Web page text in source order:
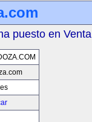
puesto en Venta